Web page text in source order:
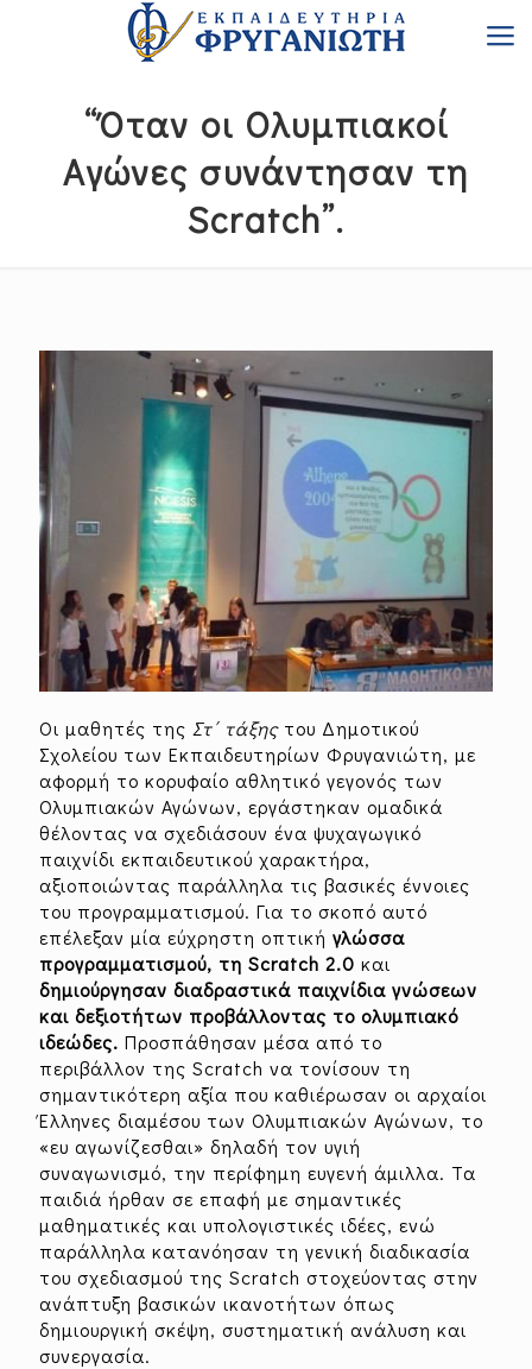
“Όταν οι Ολυμπιακοί
Αγώνες συνάντησαν τη
Scratch”.
Οι μαθητές της Στ΄ τάξηςτου Δημοτικού
Σχολείου των Εκπαιδευτηρίων Φρυγανιώτη, με
αφορμή το κορυφαίο αθλητικό γεγονός των
Ολυμπιακών Αγώνων, εργάστηκαν ομαδικά
θέλοντας να σχεδιάσουν ένα ψυχαγωγικό
παιχνίδι εκπαιδευτικού χαρακτήρα,
αξιοποιώντας παράλληλα τις βασικές έννοιες
του προγραμματισμού. Για το σκοπό αυτό
επέλεξαν μία εύχρηστη οπτική γλώσσα
προγραμματισμού, τη Scratch 2.0 και
δημιούργησαν διαδραστικά παιχνίδια γνώσεων
και δεξιοτήτων προβάλλοντας το ολυμπιακό
ιδεώδες. Προσπάθησαν μέσα από το
περιβάλλον της Scratch να τονίσουν τη
σημαντικότερη αξία που καθιέρωσαν οι αρχαίοι
Έλληνες διαμέσου των Ολυμπιακών Αγώνων, το
«ευ αγωνίζεσθαι» δηλαδή τον υγιή
συναγωνισμό, την περίφημη ευγενή άμιλλα. Τα
παιδιά ήρθαν σε επαφή με σημαντικές
μαθηματικές και υπολογιστικές ιδέες, ενώ
παράλληλα κατανόησαν τη γενική διαδικασία
του σχεδιασμού της Scratch στοχεύοντας στην
ανάπτυξη βασικών ικανοτήτων όπως
δημιουργική σκέψη, συστηματική ανάλυση και
συνεργασία.